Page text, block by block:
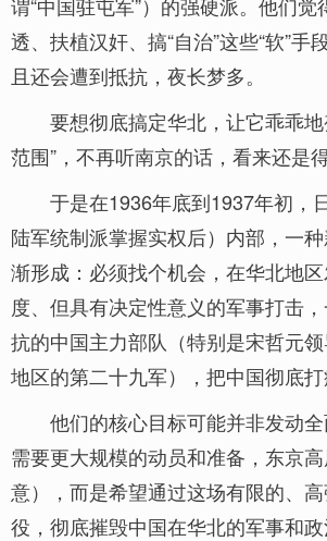
透、扶植汉奸、搞“自治”这些“软”手
且还会遭到抵抗，夜长梦多。
要想彻底搞定华北，让它乖乖
范围”，不再听南京的话，看来还是得
于是在1936年底到1937年初，
陆军统制派掌握实权后）内部，一
渐形成：必须找个机会，在华北地
度、但具有决定性意义的军事打击
抗的中国主力部队（特别是宋哲元
地区的第二十九军），把中国彻底打
他们的核心目标可能并非发动
需要更大规模的动员和准备，东京
意），而是希望通过这场有限的、高
役，彻底摧毁中国在华北的军事和